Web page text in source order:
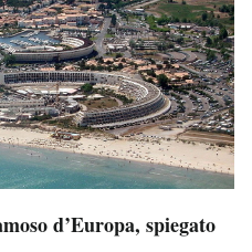
d’Europa, spiegato